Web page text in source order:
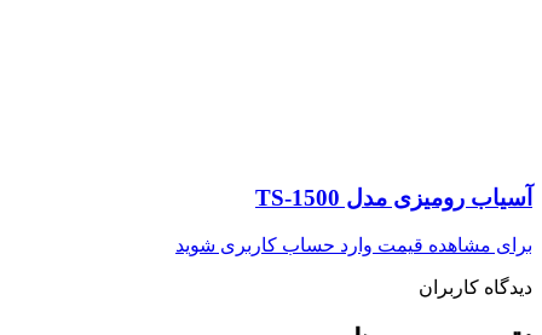
آسیاب رومیزی مدل TS-1500
برای مشاهده قیمت وارد حساب کاربری شوید
دیدگاه کاربران